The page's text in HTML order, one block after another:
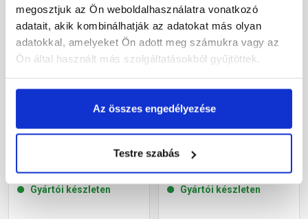
megosztjuk az Ön weboldalhasználatra vonatkozó
adatait, akik kombinálhatják az adatokat más olyan
adatokkal, amelyeket Ön adott meg számukra vagy az
Ön által használt más szolgáltatásokból gyűjtöttek.
Az összes engedélyezése
Testre szabás
Masterplast
Thermomaster szilikon
Gyártói készleten
Masterplast
Thermomaster szilikon
Gyártói készleten